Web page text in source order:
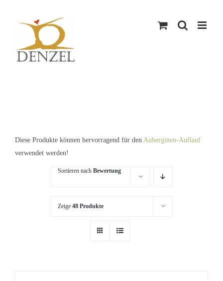
Diese Produkte können hervorragend für den Auberginen-Auflauf
verwendet werden!
Sortieren nach Bewertung
Zeige 48 Produkte